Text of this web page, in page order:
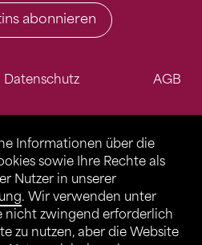
Informationen über die
sowie Ihre Rechte als
Nutzer in unserer
. Wir verwenden unter
nicht zwingend erforderlich
zu nutzen, aber die Website
abonnieren
Datenschutz AGB